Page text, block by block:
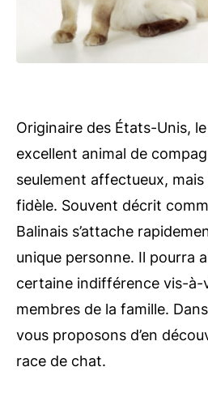
Originaire des États-Unis,
excellent animal de
seulement affectueux,
fidèle. Souvent décrit
Balinais s’attache
unique personne. Il pourra
certaine indifférence vis-à-
membres de la famille.
vous proposons d’en
race de chat.